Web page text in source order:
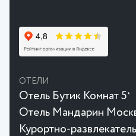
ОТЕЛИ
Отель Бутик Комнат 5★
Отель Мандарин
Курортно-